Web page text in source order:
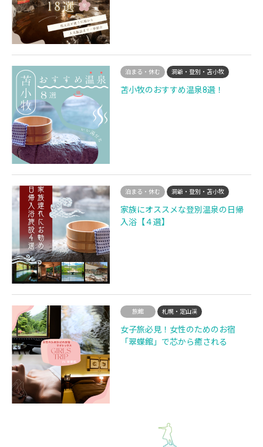
泊まる・休む 洞爺・登別・苫小牧
苫小牧のおすすめ温泉8選！
泊まる・休む 洞爺・登別・苫小牧
家族にオススメな登別温泉の日帰
入浴【４選】
旅館 札幌・定山渓
女子旅必見！女性のためのお宿
「翠蝶館」で芯から癒される